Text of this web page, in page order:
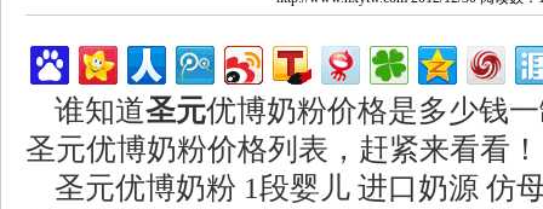
谁知道圣元优博奶粉价格是多少钱
圣元优博奶粉价格列表，赶紧来看看！
圣元优博奶粉 1段婴儿 进口奶源 仿